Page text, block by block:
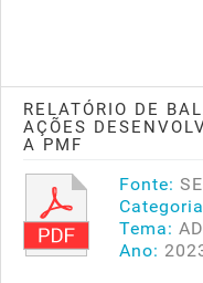
RELATÓRIO DE
AÇÕES
A PMF
Fonte:
Tema:
Ano: